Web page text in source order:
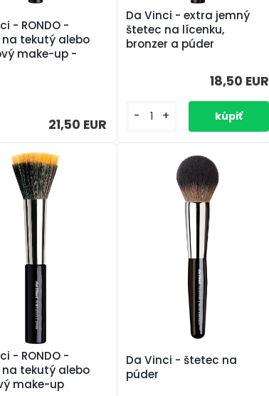
- RONDO -
tekutý alebo
make-up -
21,50 EUR
Da Vinci - extra jemný
štetec na lícenku,
bronzer a púder
18,50 EUR
- +
- RONDO -
tekutý alebo
make-up
Da Vinci - štetec na
púder